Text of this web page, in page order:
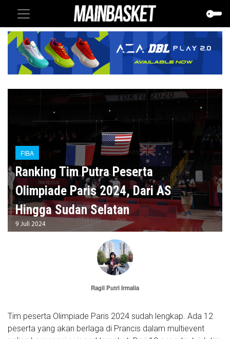
FIBA
Ranking Tim Putra Peserta
Olimpiade Paris 2024, Dari AS
Hingga Sudan Selatan
9 Juli 2024
Ragil Putri Irmalia
Tim peserta Olimpiade Paris 2024 sudah lengkap. Ada 12
peserta yang akan berlaga di Prancis dalam multievent